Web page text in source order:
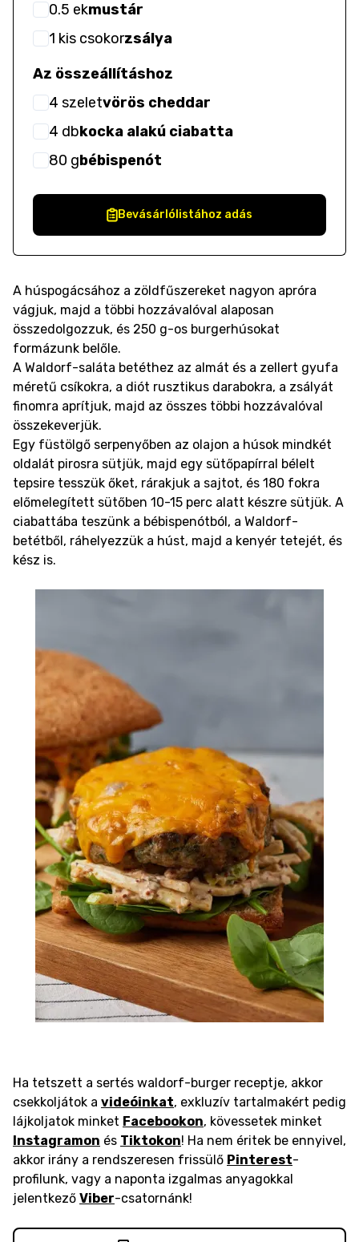
0.5 ekmustár
1 kis csokorzsálya
Az összeállításhoz
4 szeletvörös cheddar
4 dbkocka alakú ciabatta
80 gbébispenót
Bevásárlólistához adás
A húspogácsához a zöldfűszereket nagyon apróra
vágjuk, majd a többi hozzávalóval alaposan
összedolgozzuk, és 250 g-os burgerhúsokat
formázunk belőle.
A Waldorf-saláta betéthez az almát és a zellert gyufa
méretű csíkokra, a diót rusztikus darabokra, a zsályát
finomra aprítjuk, majd az összes többi hozzávalóval
összekeverjük.
Egy füstölgő serpenyőben az olajon a húsok mindkét
oldalát pirosra sütjük, majd egy sütőpapírral bélelt
tepsire tesszük őket, rárakjuk a sajtot, és 180 fokra
előmelegített sütőben 10-15 perc alatt készre sütjük. A
ciabattába teszünk a bébispenótból, a Waldorf-
betétből, ráhelyezzük a húst, majd a kenyér tetejét, és
kész is.
Ha tetszett a sertés waldorf-burger receptje, akkor
csekkoljátok a videóinkat, exkluzív tartalmakért pedig
lájkoljatok minket Facebookon, kövessetek minket
Instagramon és Tiktokon! Ha nem éritek be ennyivel,
akkor irány a rendszeresen frissülő Pinterest-
profilunk, vagy a naponta izgalmas anyagokkal
jelentkező Viber-csatornánk!